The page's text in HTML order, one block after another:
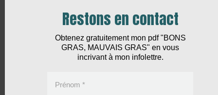
Restons en contact
Obtenez gratuitement mon pdf "BONS
GRAS, MAUVAIS GRAS" en vous
incrivant à mon infolettre.
Prénom *